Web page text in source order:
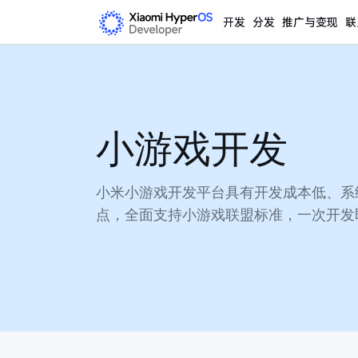
开发 分发 推广与变现
小游戏开发
小米小游戏开发平台具有开发成本低、
点，全面支持小游戏联盟标准，一次开